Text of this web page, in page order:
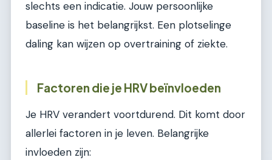
slechts een indicatie. Jouw persoonlijke
baseline is het belangrijkst. Een plotselinge
daling kan wijzen op overtraining of ziekte.
Factoren die je HRV beïnvloeden
Je HRV verandert voortdurend. Dit komt door
allerlei factoren in je leven. Belangrijke
invloeden zijn: